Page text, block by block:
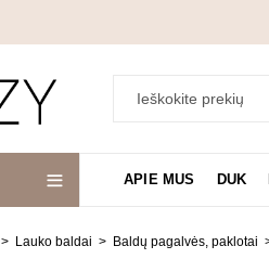
APIE MUS DUK
Lauko baldai Baldų pagalvės, paklotai